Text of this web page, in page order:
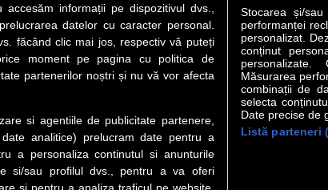
COVER STORY LIDERI ANALIZE
iarul Financiar
Despre Noi
Contact Redactie
Contact Marketing
Politica de confidentialitate
Termeni si conditii
About cookies
informații pe dispozitivul dvs.,
datelor cu caracter personal.
făcând clic mai jos, respectiv vă puteți
moment pe pagina cu politica de
partenerilor noștri și nu vă vor afecta
si agentiile de publicitate partenere,
analitice) prelucram date pentru a
a personaliza continutul si anunturile
si/sau profilul dvs., pentru a va oferi
Stocarea și/
performanței
personalizat.
conținut
personalizate.
Măsurarea
combinații de
selecta
Date precise de
Listă parteneri